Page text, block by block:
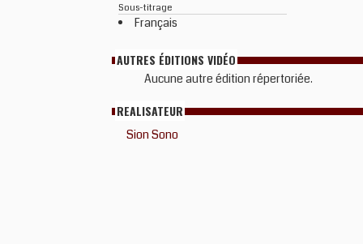
Sous-titrage
Français
AUTRES ÉDITIONS VIDÉO
Aucune autre édition répertoriée.
REALISATEUR
Sion Sono